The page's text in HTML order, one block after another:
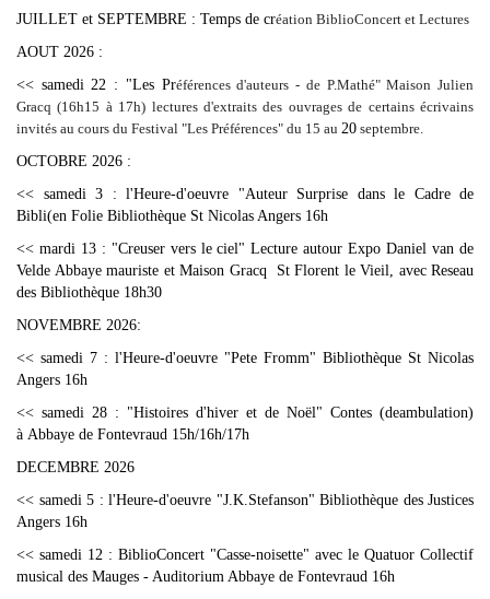
JUILLET et SEPTEMBRE : Temps de création BiblioConcert et Lectures
AOUT 2026 :
<< samedi 22 : "Les Préférences d'auteurs - de P.Mathé" Maison Julien
Gracq (16h15 à 17h) lectures d'extraits des ouvrages de certains écrivains
invités au cours du Festival "Les Préférences" du 15 au 20 septembre.
OCTOBRE 2026 :
<< samedi 3 : l'Heure-d'oeuvre "Auteur Surprise dans le Cadre de
Bibli(en Folie Bibliothèque St Nicolas Angers 16h
<< mardi 13 : "Creuser vers le ciel" Lecture autour Expo Daniel van de
Velde Abbaye mauriste et Maison Gracq St Florent le Vieil, avec Reseau
des Bibliothèque 18h30
NOVEMBRE 2026:
<< samedi 7 : l'Heure-d'oeuvre "Pete Fromm" Bibliothèque St Nicolas
Angers 16h
<< samedi 28 : "Histoires d'hiver et de Noël" Contes (deambulation)
à Abbaye de Fontevraud 15h/16h/17h
DECEMBRE 2026
<< samedi 5 : l'Heure-d'oeuvre "J.K.Stefanson" Bibliothèque des Justices
Angers 16h
<< samedi 12 : BiblioConcert "Casse-noisette" avec le Quatuor Collectif
musical des Mauges - Auditorium Abbaye de Fontevraud 16h